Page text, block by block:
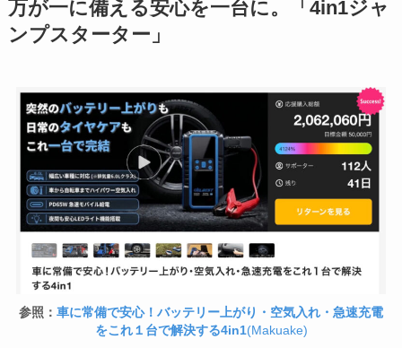
万が一に備える安心を一台に。「 4in1ジャ
ンプスターター」
参照： 車に常備で安心！バッテリー上がり・空気入れ・急速充電
をこれ１台で解決する4in1(Makuake)